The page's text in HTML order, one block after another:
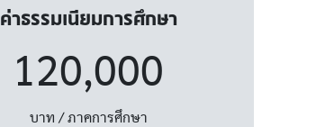
ค่าธรรมเนียมการศึกษา
120,000
บาท / ภาคการศึกษา